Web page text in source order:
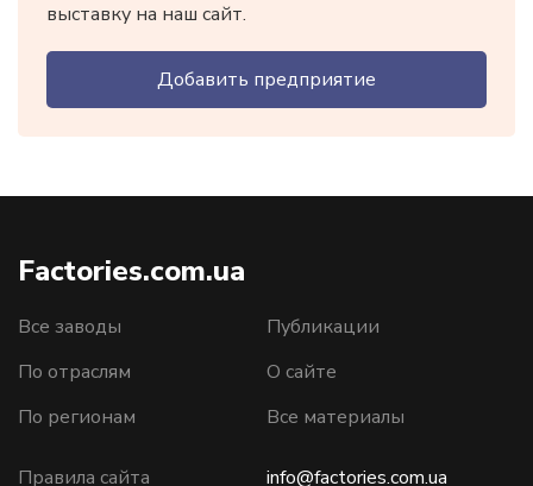
выставку на наш сайт.
Добавить предприятие
Factories.com.ua
Все заводы
По отраслям
По регионам
Публикации
О сайте
Все материалы
Правила сайта info@factories.com.ua